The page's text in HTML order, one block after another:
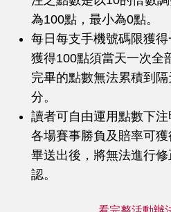
為100點，最小為0點。
每日每支手機號碼限獲
獲得100點須當天一次全
完畢的點數無法累積到
分。
讀者可自由運用點數下
各場賽事勝負及賠率可
畢送出後，將無法進行
認。